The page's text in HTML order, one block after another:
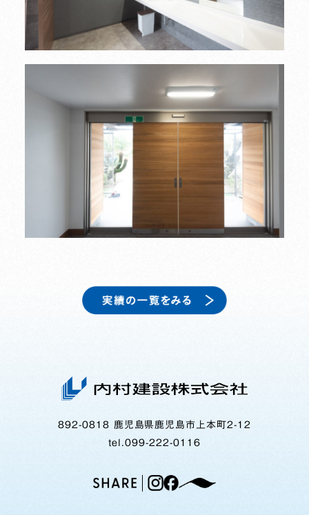
892-0818 鹿児島県鹿児島市上本町2-12
tel.099-222-0116